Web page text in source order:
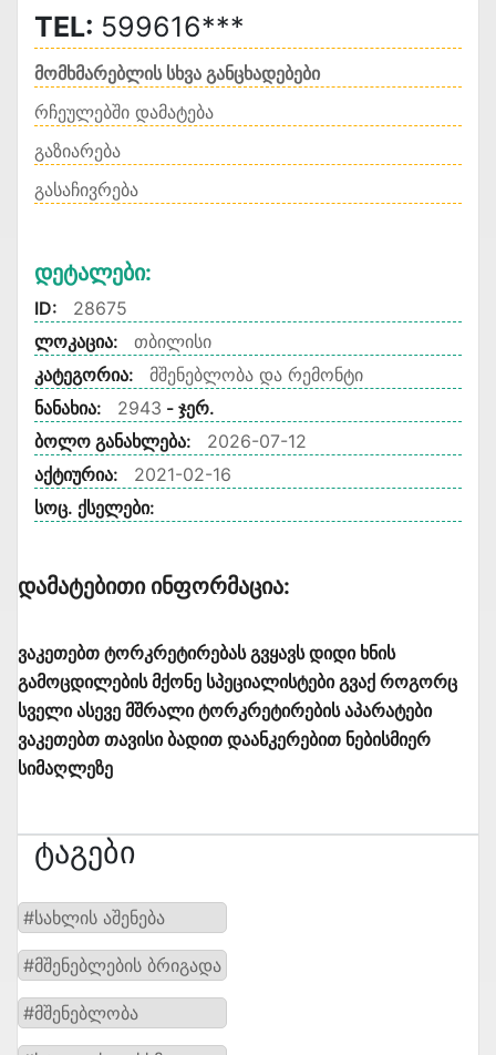
TEL: 599616***
მომხმარებლის სხვა განცხადებები
რჩეულებში დამატება
გაზიარება
გასაჩივრება
Დეტალები:
ID:
28675
ლოკაცია:
თბილისი
კატეგორია:
მშენებლობა და რემონტი
ნანახია:
2943 - ჯერ.
ბოლო განახლება:
2026-07-12
აქტიურია:
2021-02-16
სოც. ქსელები:
Დამატებითი Ინფორმაცია:
ვაკეთებთ ტორკრეტირებას გვყავს დიდი ხნის
გამოცდილების მქონე სპეციალისტები გვაქ როგორც
სველი ასევე მშრალი ტორკრეტირების აპარატები
ვაკეთებთ თავისი ბადით დაანკერებით ნებისმიერ
სიმაღლეზე
Ტაგები
#სახლის აშენება
#მშენებლების ბრიგადა
#მშენებლობა